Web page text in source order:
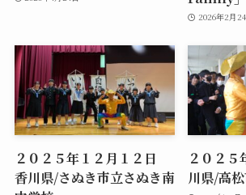
2026年2月
２０２５年１２月１２日
香川県/さぬき市立さぬき南
２０２
川県/高